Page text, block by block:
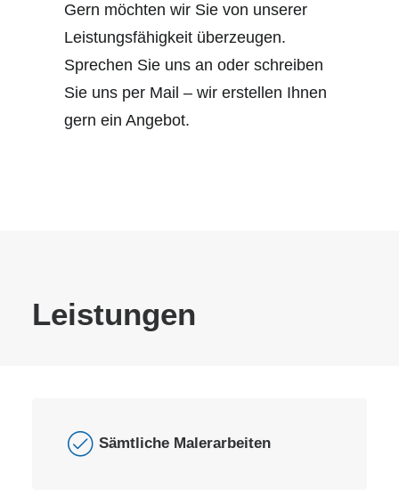
Gern möchten wir Sie von unserer
Leistungsfähigkeit überzeugen.
Sprechen Sie uns an oder schreiben
Sie uns per Mail – wir erstellen Ihnen
gern ein Angebot.
Leistungen
Sämtliche Malerarbeiten